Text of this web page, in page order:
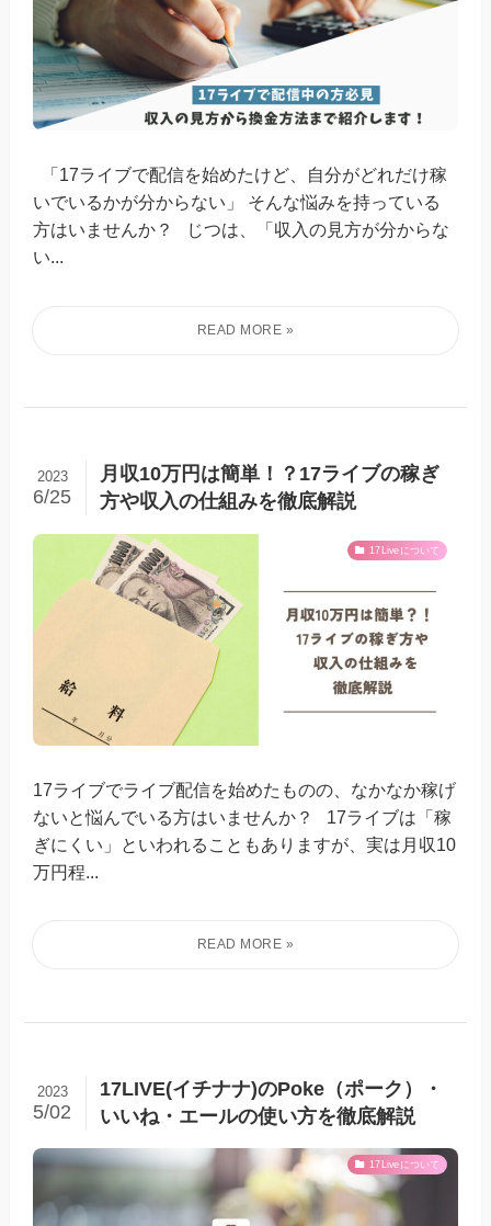
「17ライブで配信を始めたけど、自分がどれだけ稼
いでいるかが分からない」 そんな悩みを持っている
方はいませんか？ じつは、「収入の見方が分からな
い...
月収10万円は簡単！？17ライブの稼ぎ
方や収入の仕組みを徹底解説
2023
6/25
17Liveについて
17ライブでライブ配信を始めたものの、なかなか稼げ
ないと悩んでいる方はいませんか？ 17ライブは「稼
ぎにくい」といわれることもありますが、実は月収10
万円程...
17LIVE(イチナナ)のPoke（ポーク）・
いいね・エールの使い方を徹底解説
2023
5/02
17Liveについて